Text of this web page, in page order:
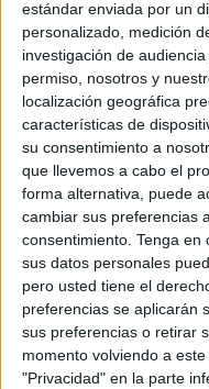
estándar enviada por un
personalizado, medición
investigación de
permiso, nosotros y
localización geográfica
características de
su consentimiento a
que llevemos a cabo el
forma alternativa, puede
cambiar sus preferencias
consentimiento. Tenga en
sus datos personales
pero usted tiene el
preferencias se aplicarán
sus preferencias o retirar
momento volviendo a
"Privacidad" en la parte
“Estamos a
Preguntado sobre
detención de Maduroy
Rodríguezcomo
contundente: “Estamos
El presidente
necesita “acceso total
país para llevar a cabo
económica.
En su intervención,
que cualquier oposición